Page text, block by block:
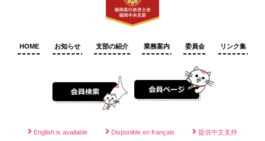
HOME お知らせ 支部の紹介 業務案内 委員会 リンク集
English is available Disponible en français 提供中文支持